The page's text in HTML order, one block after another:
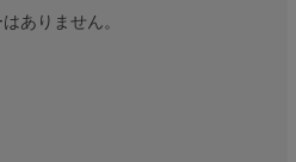
ありません。